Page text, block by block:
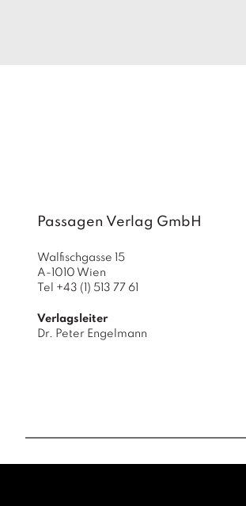
Passagen Verlag GmbH
Walfischgasse 15
A-1010 Wien
Tel +43 (1) 513 77 61
Verlagsleiter
Dr. Peter Engelmann